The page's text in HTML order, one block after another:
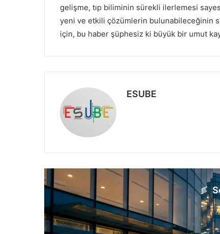
gelişme, tıp biliminin sürekli ilerlemesi
yeni ve etkili çözümlerin bulunabileceğinin
için, bu haber şüphesiz ki büyük bir umut
ESUBE
e
i